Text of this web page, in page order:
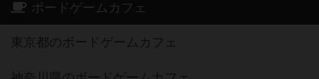
ボードゲームカフェ
東京都のボードゲームカフェ